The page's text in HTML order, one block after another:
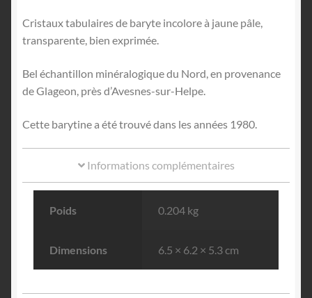
Cristaux tabulaires de baryte incolore à jaune pâle,
transparente, bien exprimée.
Bel échantillon minéralogique du Nord, en provenance
de Glageon, près d’Avesnes-sur-Helpe.
Cette barytine a été trouvé dans les années 1980.
Informations complémentaires
Poids 0.204 kg
Dimensions 6.5 × 6.2 × 5.3 cm